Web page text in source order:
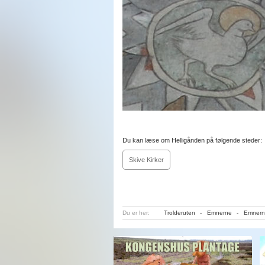
Du kan læse om Helligånden på følgende steder:
Skive Kirker
Du er her: Trolderuten - Emnerne -